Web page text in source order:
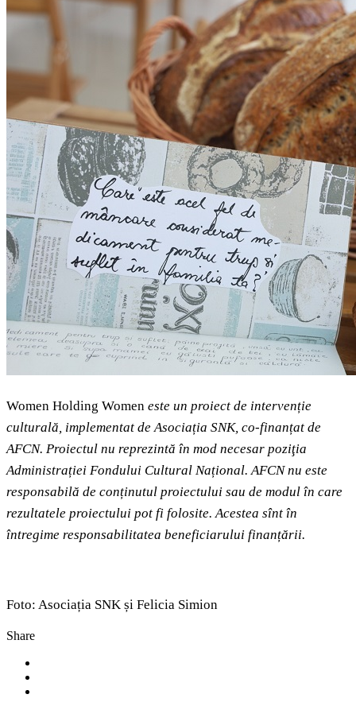
Women Holding Women este un proiect de intervenție
culturală, implementat de Asociația SNK, co-finanțat de
AFCN. Proiectul nu reprezintă în mod necesar poziţia
Administrației Fondului Cultural Național. AFCN nu este
responsabilă de conținutul proiectului sau de modul în care
rezultatele proiectului pot fi folosite. Acestea sînt în
întregime responsabilitatea beneficiarului finanțării.
Foto: Asociația SNK și Felicia Simion
Share